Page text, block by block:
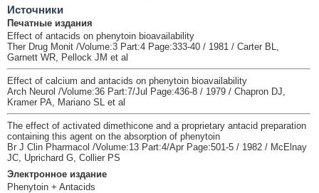
Источники
Печатные издания
Effect of antacids on phenytoin bioavailability
Ther Drug Monit /Volume:3 Part:4 Page:333-40 / 1981 / Carter BL,
Garnett WR, Pellock JM et al
Effect of calcium and antacids on phenytoin bioavailability
Arch Neurol /Volume:36 Part:7/Jul Page:436-8 / 1979 / Chapron DJ,
Kramer PA, Mariano SL et al
The effect of activated dimethicone and a proprietary antacid preparation
containing this agent on the absorption of phenytoin
Br J Clin Pharmacol /Volume:13 Part:4/Apr Page:501-5 / 1982 / McElnay
JC, Uprichard G, Collier PS
Электронное издание
Phenytoin + Antacids